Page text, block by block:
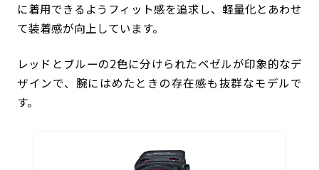
に着用できるようフィット感を追求し、軽量化とあわせ
て装着感が向上しています。
レッドとブルーの2色に分けられたベゼルが印象的なデ
ザインで、腕にはめたときの存在感も抜群なモデルで
す。